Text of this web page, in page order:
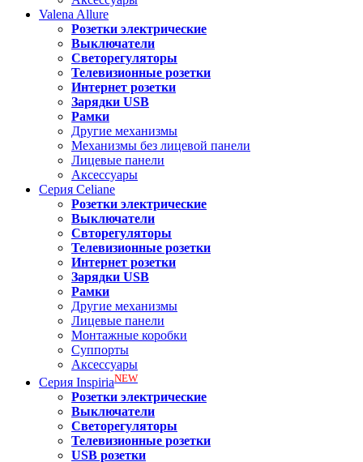
Valena Allure
Розетки электрические
Выключатели
Светорегуляторы
Телевизионные розетки
Интернет розетки
Зарядки USB
Рамки
Другие механизмы
Механизмы без лицевой панели
Лицевые панели
Аксессуары
Серия Celiane
Розетки электрические
Выключатели
Свторегуляторы
Телевизионные розетки
Интернет розетки
Зарядки USB
Рамки
Другие механизмы
Лицевые панели
Монтажные коробки
Суппорты
Аксессуары
Серия InspiriaNEW
Розетки электрические
Выключатели
Светорегуляторы
Телевизионные розетки
USB розетки